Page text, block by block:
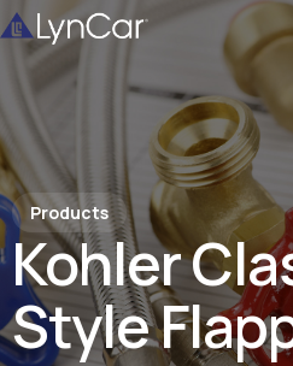
Products
Kohler
Style